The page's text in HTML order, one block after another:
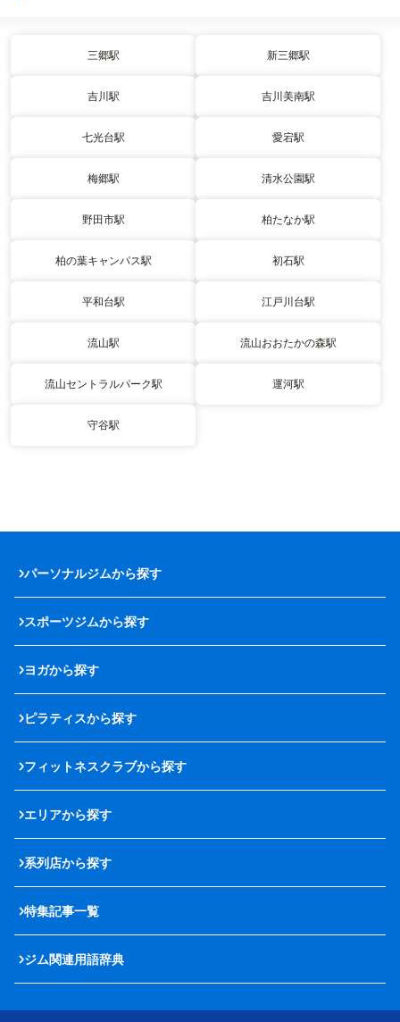
三郷駅 新三郷駅
吉川駅 吉川美南駅
七光台駅 愛宕駅
梅郷駅 清水公園駅
野田市駅 柏たなか駅
柏の葉キャンパス駅 初石駅
平和台駅 江戸川台駅
流山駅 流山おおたかの森駅
流山セントラルパーク駅 運河駅
守谷駅
パーソナルジムから探す
スポーツジムから探す
ヨガから探す
ピラティスから探す
フィットネスクラブから探す
エリアから探す
系列店から探す
特集記事一覧
ジム関連用語辞典